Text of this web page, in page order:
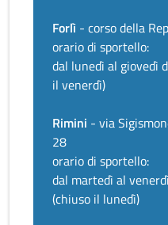
Forlì - corso della
orario di sportello:
dal lunedì al giovedì
il venerdì)
Rimini - via
28
orario di sportello:
dal martedì al
(chiuso il lunedì)